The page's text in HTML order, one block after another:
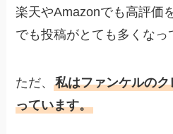
楽天やAmazonでも高評価
でも投稿がとても多くなっ
ただ、私はファンケルの
っています。